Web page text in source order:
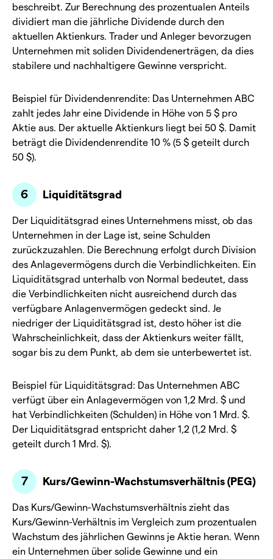
beschreibt. Zur Berechnung des prozentualen Anteils
dividiert man die jährliche Dividende durch den
aktuellen Aktienkurs. Trader und Anleger bevorzugen
Unternehmen mit soliden Dividendenerträgen, da dies
stabilere und nachhaltigere Gewinne verspricht.
Beispiel für Dividendenrendite: Das Unternehmen ABC
zahlt jedes Jahr eine Dividende in Höhe von 5 $ pro
Aktie aus. Der aktuelle Aktienkurs liegt bei 50 $. Damit
beträgt die Dividendenrendite 10 % (5 $ geteilt durch
50 $).
Liquiditätsgrad
Der Liquiditätsgrad eines Unternehmens misst, ob das
Unternehmen in der Lage ist, seine Schulden
zurückzuzahlen. Die Berechnung erfolgt durch Division
des Anlagevermögens durch die Verbindlichkeiten. Ein
Liquiditätsgrad unterhalb von Normal bedeutet, dass
die Verbindlichkeiten nicht ausreichend durch das
verfügbare Anlagenvermögen gedeckt sind. Je
niedriger der Liquiditätsgrad ist, desto höher ist die
Wahrscheinlichkeit, dass der Aktienkurs weiter fällt,
sogar bis zu dem Punkt, ab dem sie unterbewertet ist.
Beispiel für Liquiditätsgrad: Das Unternehmen ABC
verfügt über ein Anlagevermögen von 1,2 Mrd. $ und
hat Verbindlichkeiten (Schulden) in Höhe von 1 Mrd. $.
Der Liquiditätsgrad entspricht daher 1,2 (1,2 Mrd. $
geteilt durch 1 Mrd. $).
Kurs/Gewinn-Wachstumsverhältnis (PEG)
Das Kurs/Gewinn-Wachstumsverhältnis zieht das
Kurs/Gewinn-Verhältnis im Vergleich zum prozentualen
Wachstum des jährlichen Gewinns je Aktie heran. Wenn
ein Unternehmen über solide Gewinne und ein